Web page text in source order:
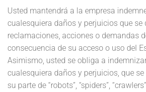
Usted mantendrá a la empresa
cualesquiera daños y perjuicios que se
reclamaciones, acciones o demandas
consecuencia de su acceso o uso del
Asimismo, usted se obliga a
cualesquiera daños y perjuicios, que
su parte de “robots”, “spiders”,